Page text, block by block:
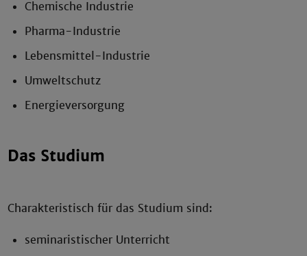
Chemische Industrie
Pharma-Industrie
Lebensmittel-Industrie
Umweltschutz
Energieversorgung
Das Studium
Charakteristisch für das Studium sind:
seminaristischer Unterricht